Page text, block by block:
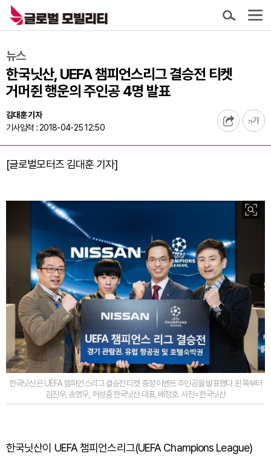
뉴스
한국닛산, UEFA 챔피언스리그 결승전 티켓
거머쥔 행운의 주인공 4명 발표
김대훈 기자
기사입력 : 2018-04-25 12:50
[글로벌모터즈 김대훈 기자]
한국닛산은 UEFA 챔피언스리그 결승전 티켓 증정 이벤트 주인공을 발표했다. 왼쪽부터
김진우, 송영우, 허성중 한국닛산 대표, 배정호. 사진=한국닛산
한국닛산이 UEFA 챔피언스리그(UEFA Champions League)